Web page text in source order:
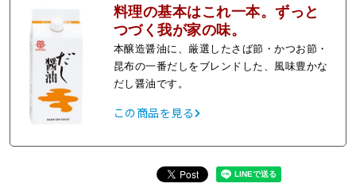
料理の基本はこれ一本。ずっと
つづく我が家の味。
本醸造醤油に、厳選したさば節・かつお節・
昆布の一番だしをブレンドした、風味豊かな
だし醤油です。
この商品を見る